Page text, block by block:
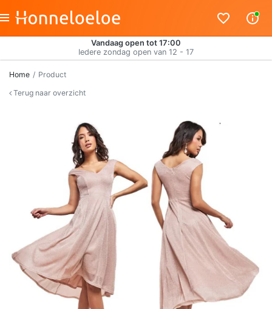
Vandaag open tot 17:00
Iedere zondag open van 12 - 17
Home
Product
Terug naar overzicht